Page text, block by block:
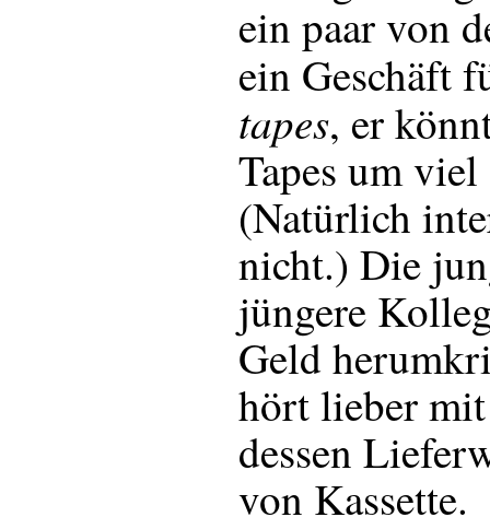
ein paar von
ein Geschäft
tapes, er
Tapes um
(Natürlich
nicht.) Die
jüngere
Geld
hört lieber
dessen
von Kassette.